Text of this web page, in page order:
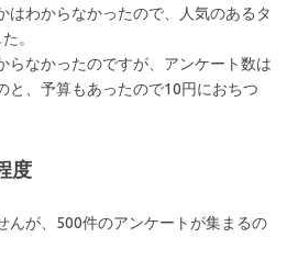
はわからなかったので、人気のあるタ
。
らなかったのですが、アンケート数は
と、予算もあったので10円におちつ
度
んが、500件のアンケートが集まるの